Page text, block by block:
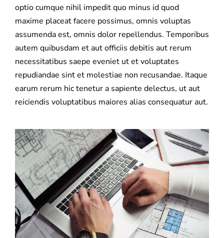
optio cumque nihil impedit quo minus id quod
maxime placeat facere possimus, omnis voluptas
assumenda est, omnis dolor repellendus. Temporibus
autem quibusdam et aut officiis debitis aut rerum
necessitatibus saepe eveniet ut et voluptates
repudiandae sint et molestiae non recusandae. Itaque
earum rerum hic tenetur a sapiente delectus, ut aut
reiciendis voluptatibus maiores alias consequatur aut.